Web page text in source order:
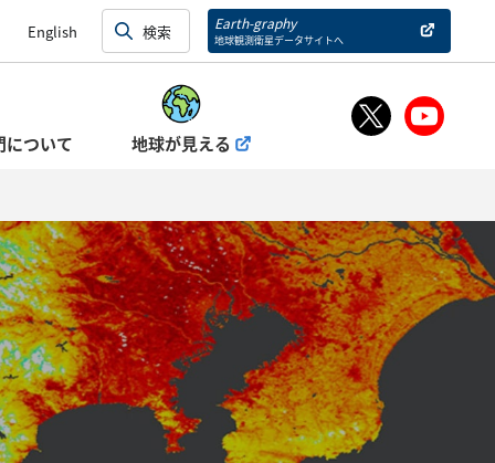
English Earth-graphy
地球観測衛星データサイトへ
について 地球が見える